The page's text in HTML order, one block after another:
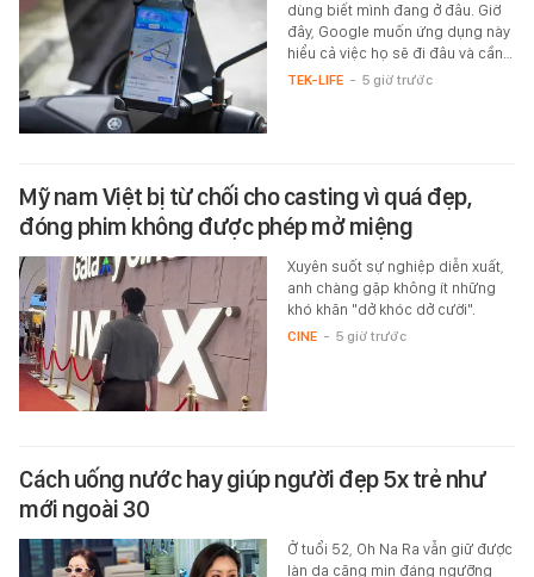
dùng biết mình đang ở đâu. Giờ
đây, Google muốn ứng dụng này
hiểu cả việc họ sẽ đi đâu và cần…
TEK-LIFE - 5 giờ trước
Mỹ nam Việt bị từ chối cho casting vì quá đẹp,
đóng phim không được phép mở miệng
Xuyên suốt sự nghiệp diễn xuất,
anh chàng gặp không ít những
khó khăn "dở khóc dở cười".
CINE - 5 giờ trước
Cách uống nước hay giúp người đẹp 5x trẻ như
mới ngoài 30
Ở tuổi 52, Oh Na Ra vẫn giữ được
làn da căng mịn đáng ngưỡng